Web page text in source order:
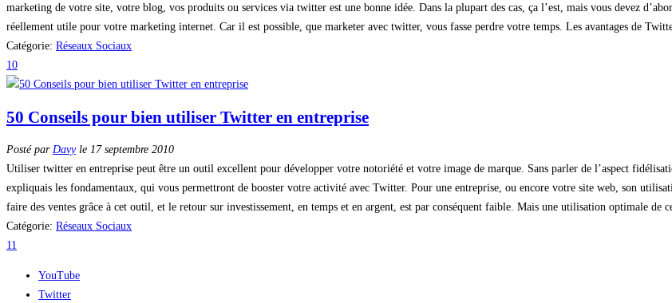
marketing de votre site, votre blog, vos produits ou services via twitter est une bonne idée. Dans la plupart des cas, ça l’est, mais vous devez
réellement utile pour votre marketing internet. Car il est possible, que marketer avec twitter, vous fasse perdre votre temps. Les avantages de
Catégorie: Réseaux Sociaux
10
50 Conseils pour bien utiliser Twitter en entreprise
Posté par Davyle 17 septembre 2010
Utiliser twitter en entreprise peut être un outil excellent pour développer votre notoriété et votre image de marque. Sans parler de l’aspect
expliquais les fondamentaux, qui vous permettront de booster votre activité avec Twitter. Pour une entreprise, ou encore votre site web, son
faire des ventes grâce à cet outil, et le retour sur investissement, en temps et en argent, est par conséquent faible. Mais une utilisation optimale
Catégorie: Réseaux Sociaux
11
YouTube
Twitter